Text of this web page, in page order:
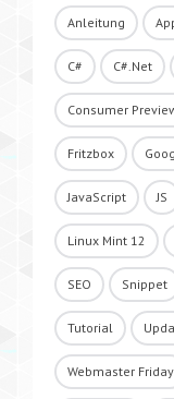
Anleitung
C# C#.Net
Consumer
Fritzbox
JavaScript JS
Linux Mint 12
SEO Snippet
Tutorial
Webmaster Friday